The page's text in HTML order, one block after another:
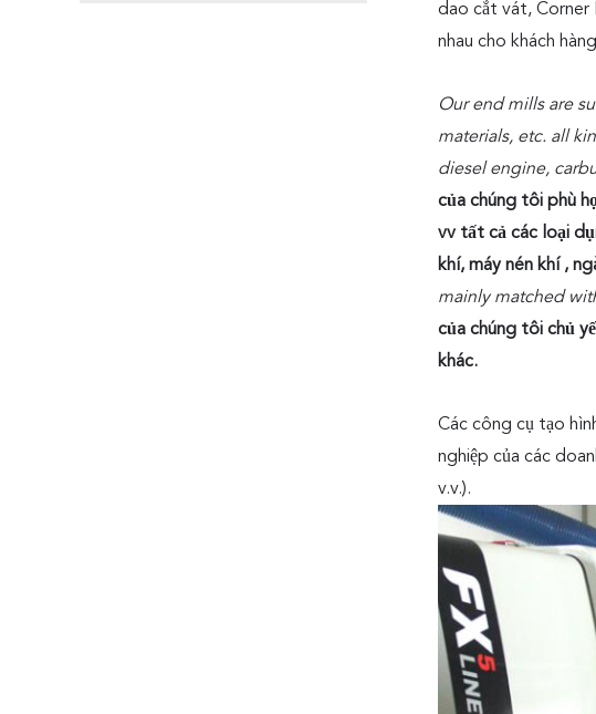
dao cắt vát, Corner
nhau cho khách
Our end mills are
materials, etc. all
diesel engine,
của chúng tôi phù
vv tất cả các loại
khí, máy nén khí ,
mainly matched
của chúng tôi chủ
khác.
Các công cụ tạo
nghiệp của các
v.v.).